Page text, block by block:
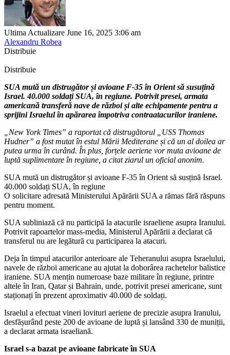
Ultima Actualizare June 16, 2025 3:06 am
Alexandru Robea
Distribuie
Distribuie
SUA mută un distrugător și avioane F-35 în Orient să susuțină
Israel. 40.000 soldați SUA, în regiune. Potrivit presei, armata
americană transferă nave de război și alte echipamente pentru a
sprijini Israelul în apărarea împotriva contraatacurilor iraniene.
„New York Times” a raportat că distrugătorul „USS Thomas
Hudner” a fost mutat în estul Mării Mediterane și că un al doilea ar
putea urma în curând. În plus, forțele aeriene vor muta avioane de
luptă suplimentare în regiune, a citat ziarul un oficial anonim.
SUA mută un distrugător și avioane F-35 în Orient să susțină Israel.
40.000 soldați SUA, în regiune
O solicitare adresată Ministerului Apărării SUA a rămas fără răspuns
pentru moment.
SUA subliniază că nu participă la atacurile israeliene asupra Iranului.
Potrivit rapoartelor mass-media, Ministerul Apărării a declarat că
transferul nu are legătură cu participarea la atacuri.
Deja în timpul atacurilor anterioare ale Teheranului asupra Israelului,
navele de război americane au ajutat la doborârea rachetelor balistice
iraniene. SUA mențin numeroase baze militare în regiune, printre
altele în Iran, Qatar și Bahrain, unde, potrivit presei americane, sunt
staționați în prezent aproximativ 40.000 de soldați.
Israelul a efectuat vineri lovituri aeriene de precizie asupra Iranului,
desfășurând peste 200 de avioane de luptă și lansând 330 de muniții,
a declarat armata israeliană.
Israel s-a bazat pe avioane fabricate în SUA